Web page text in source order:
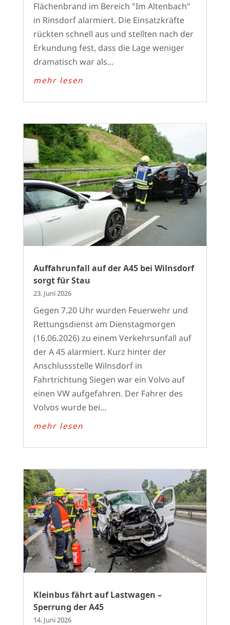
Flächenbrand im Bereich "Im Altenbach"
in Rinsdorf alarmiert. Die Einsatzkräfte
rückten schnell aus und stellten nach der
Erkundung fest, dass die Lage weniger
dramatisch war als...
mehr lesen
Auffahrunfall auf der A45 bei Wilnsdorf
sorgt für Stau
23. Juni 2026
Gegen 7.20 Uhr wurden Feuerwehr und
Rettungsdienst am Dienstagmorgen
(16.06.2026) zu einem Verkehrsunfall auf
der A 45 alarmiert. Kurz hinter der
Anschlussstelle Wilnsdorf in
Fahrtrichtung Siegen war ein Volvo auf
einen VW aufgefahren. Der Fahrer des
Volvos wurde bei...
mehr lesen
Kleinbus fährt auf Lastwagen –
Sperrung der A45
14. Juni 2026